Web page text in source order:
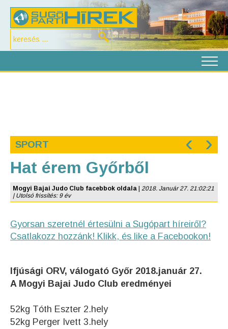
SPORT ‹ ›
Hat érem Győrből
Mogyi Bajai Judo Club facebbok oldala
2018. Január 27. 21:02:21
| Utolsó frissítés: 9 év
Gyorsan szeretnél értesülni a Sugópart híreiről?
Csatlakozz hozzánk! Klikk, és like a Facebookon!
Ifjúsági ORV, válogató Győr 2018.január 27.
A Mogyi Bajai Judo Club eredményei
52kg Tóth Eszter 2.hely
52kg Perger Ivett 3.hely